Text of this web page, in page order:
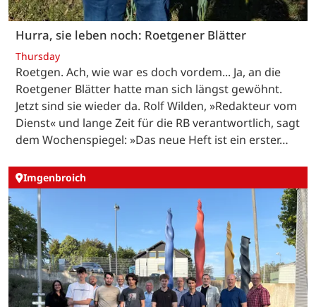
Hurra, sie leben noch: Roetgener Blätter
Thursday
Roetgen. Ach, wie war es doch vordem... Ja, an die
Roetgener Blätter hatte man sich längst gewöhnt.
Jetzt sind sie wieder da. Rolf Wilden, »Redakteur vom
Dienst« und lange Zeit für die RB verantwortlich, sagt
dem Wochenspiegel: »Das neue Heft ist ein erster…
Imgenbroich